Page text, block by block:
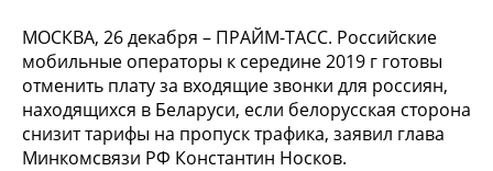
МОСКВА, 26 декабря – ПРАЙМ-ТАСС. Российские
мобильные операторы к середине 2019 г готовы
отменить плату за входящие звонки для россиян,
находящихся в Беларуси, если белорусская сторона
снизит тарифы на пропуск трафика, заявил глава
Минкомсвязи РФ Константин Носков.